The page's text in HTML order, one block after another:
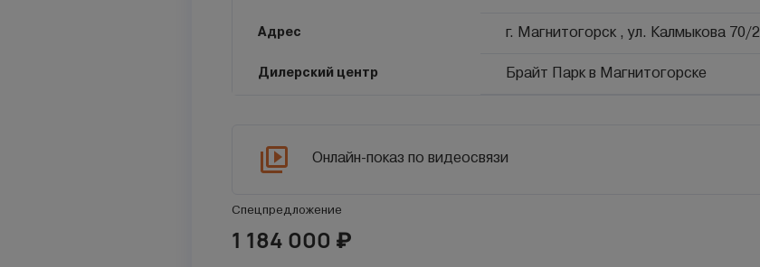
Адрес г. Магнитогорск , ул. Калмыкова 70/2
Дилерский центр Брайт Парк в Магнитогорске
Онлайн-показ по видеосвязи
Спецпредложение
1 184 000 ₽